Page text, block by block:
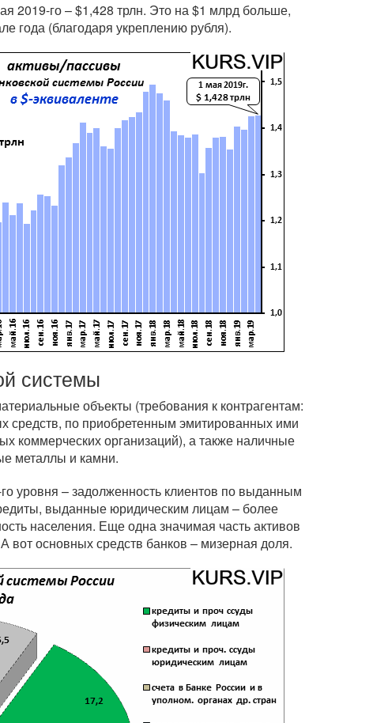
2019-го – $1,428 трлн. Это на $1 млрд больше,
года (благодаря укреплению рубля).
системы
объекты (требования к контрагентам:
по приобретенным эмитированных ими
коммерческих организаций), а также наличные
металлы и камни.
уровня – задолженность клиентов по выданным
выданные юридическим лицам – более
населения. Еще одна значимая часть активов
основных средств банков – мизерная доля.